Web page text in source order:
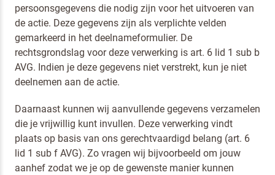
persoonsgegevens die nodig zijn voor het uitvoeren van
de actie. Deze gegevens zijn als verplichte velden
gemarkeerd in het deelnameformulier. De
rechtsgrondslag voor deze verwerking is art. 6 lid 1 sub b
AVG. Indien je deze gegevens niet verstrekt, kun je niet
deelnemen aan de actie.
Daarnaast kunnen wij aanvullende gegevens verzamelen
die je vrijwillig kunt invullen. Deze verwerking vindt
plaats op basis van ons gerechtvaardigd belang (art. 6
lid 1 sub f AVG). Zo vragen wij bijvoorbeeld om jouw
aanhef zodat we je op de gewenste manier kunnen